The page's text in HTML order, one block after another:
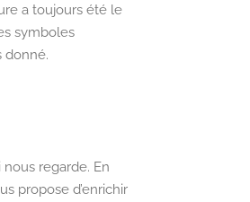
a toujours été le
symboles
donné.
regarde. En
propose d’enrichir